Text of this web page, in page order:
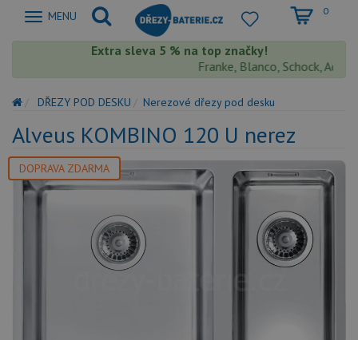
Zobrazit
MENU 0
Extra sleva 5 % na top značky!
Franke, Blanco, Schock,
DŘEZY POD DESKU Nerezové dřezy pod desku
Alveus KOMBINO 120 U nerez
DOPRAVA ZDARMA